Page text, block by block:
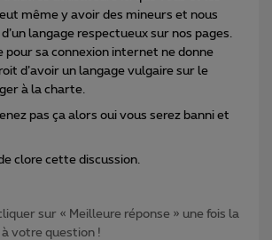
même y avoir des mineurs et nous
langage respectueux sur nos pages.
pour sa connexion internet ne donne
d’avoir un langage vulgaire sur le
à la charte.
pas ça alors oui vous serez banni et
clore cette discussion.
sur « Meilleure réponse » une fois la
votre question !